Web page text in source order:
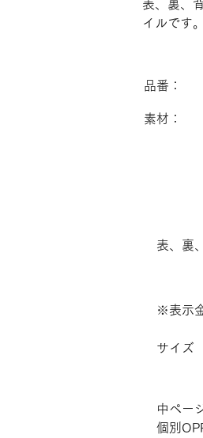
表、裏、
イルです。
品番：
素材：
表、裏
※表示
サイズ
中ペー
個別